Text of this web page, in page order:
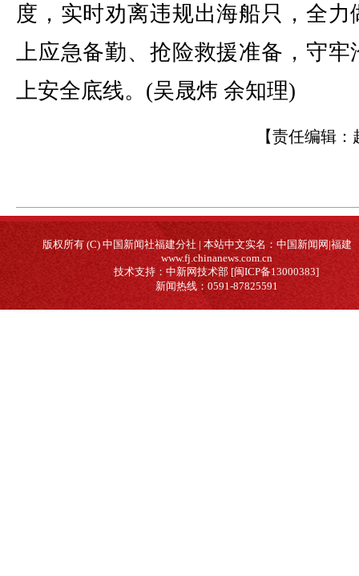
度，实时劝离违规出海船只，全力
上应急备勤、抢险救援准备，守牢
上安全底线。(吴晟炜 余知理)
【责任编辑：
版权所有 (C) 中国新闻社福建分社 | 本站中文实名：中国新闻网|福建
www.fj.chinanews.com.cn
技术支持：中新网技术部 [闽ICP备13000383]
新闻热线：0591-87825591